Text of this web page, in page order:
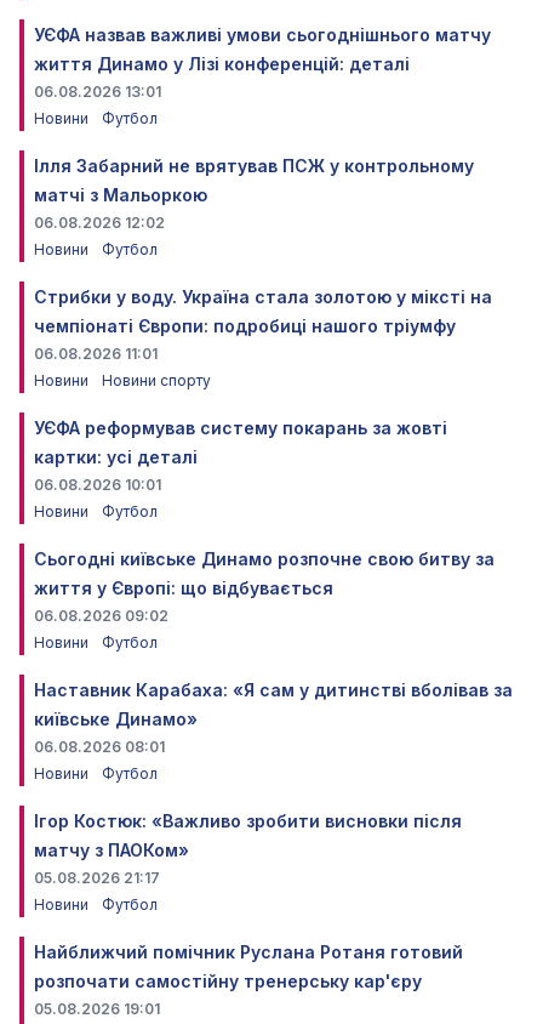
УЄФА назвав важливі умови сьогоднішнього матчу
життя Динамо у Лізі конференцій: деталі
06.08.2026 13:01
Новини
Футбол
Ілля Забарний не врятував ПСЖ у контрольному
матчі з Мальоркою
06.08.2026 12:02
Новини
Футбол
Стрибки у воду. Україна стала золотою у міксті на
чемпіонаті Європи: подробиці нашого тріумфу
06.08.2026 11:01
Новини
Новини спорту
УЄФА реформував систему покарань за жовті
картки: усі деталі
06.08.2026 10:01
Новини
Футбол
Сьогодні київське Динамо розпочне свою битву за
життя у Європі: що відбувається
06.08.2026 09:02
Новини
Футбол
Наставник Карабаха: «Я сам у дитинстві вболівав за
київське Динамо»
06.08.2026 08:01
Новини
Футбол
Ігор Костюк: «Важливо зробити висновки після
матчу з ПАОКом»
05.08.2026 21:17
Новини
Футбол
Найближчий помічник Руслана Ротаня готовий
розпочати самостійну тренерську кар'єру
05.08.2026 19:01